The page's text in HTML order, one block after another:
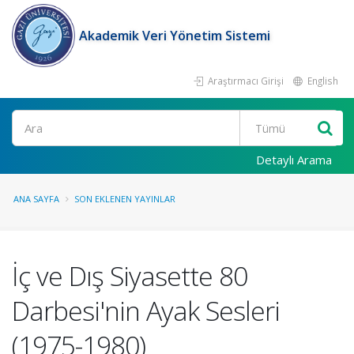
Akademik Veri Yönetim Sistemi
Araştırmacı Girişi English
Ara
Detaylı Arama
ANA SAYFA SON EKLENEN YAYINLAR
İç ve Dış Siyasette 80
Darbesi'nin Ayak Sesleri
(1975-1980)